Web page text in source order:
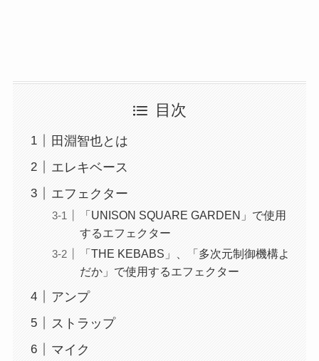
目次
田淵智也とは
エレキベース
エフェクター
「UNISON SQUARE GARDEN」で使用
するエフェクター
「THE KEBABS」、「多次元制御機構よ
だか」で使用するエフェクター
アンプ
ストラップ
マイク